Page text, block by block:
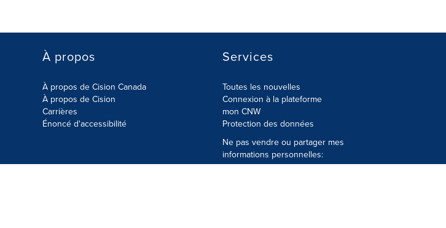
À propos
À propos de Cision Canada
À propos de Cision
Carrières
Énoncé d'accessibilité
Services
Toutes les nouvelles
Connexion à la plateforme
mon CNW
Protection des données
Ne pas vendre ou partager mes
informations personnelles: